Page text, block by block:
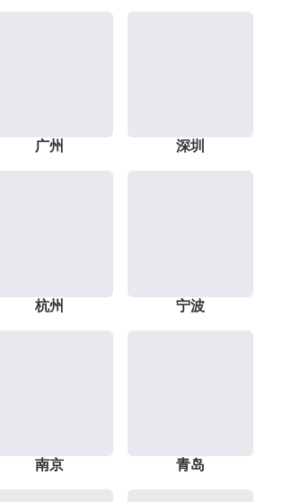
广州 深圳
杭州 宁波
南京 青岛